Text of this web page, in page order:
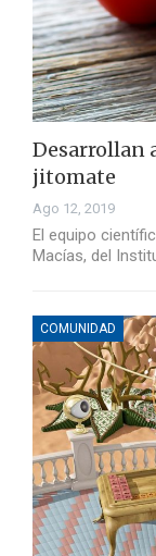
Desarrollan
jitomate
Ago 12, 2019
El equipo
Macías, del
COMUNIDAD